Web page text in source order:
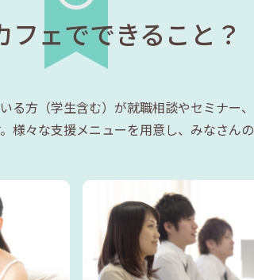
フェでできること？
る方（学生含む）が就職相談やセミナー
様々な支援メニューを用意し、みなさん